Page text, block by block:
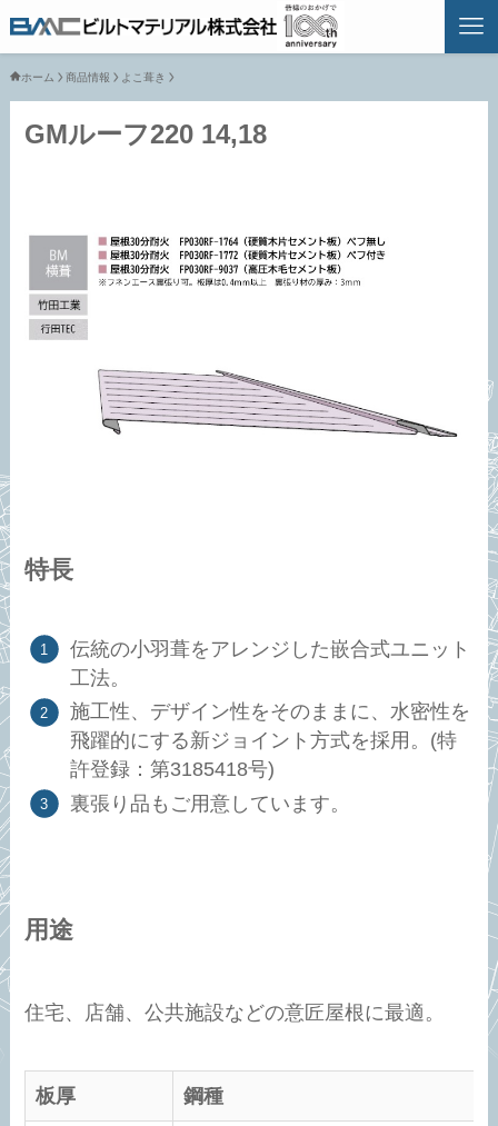
ホーム 商品情報 よこ葺き
GMルーフ220 14,18
特長
伝統の小羽葺をアレンジした嵌合式ユニット
工法。
施工性、デザイン性をそのままに、水密性を
飛躍的にする新ジョイント方式を採用。(特
許登録：第3185418号)
裏張り品もご用意しています。
用途
住宅、店舗、公共施設などの意匠屋根に最適。
板厚 鋼種